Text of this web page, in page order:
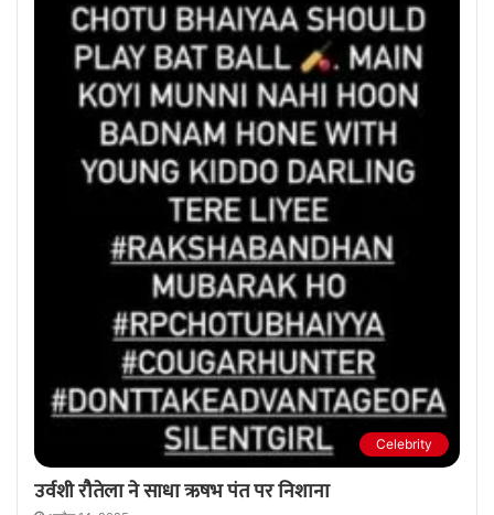
Celebrity
उर्वशी रौतेला ने साधा ऋषभ पंत पर निशाना